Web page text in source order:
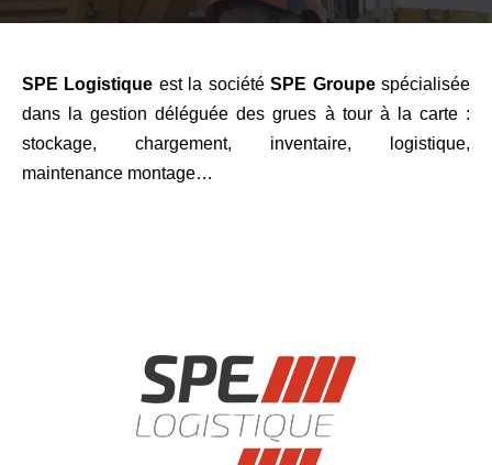
SPE Logistique est la sociétéSPE Groupespécialisée
dans la gestion déléguée des grues à tour à la carte :
stockage, chargement, inventaire, logistique,
maintenance montage…